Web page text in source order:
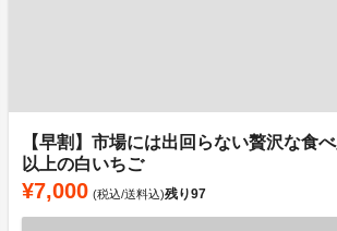
【早割】市場には出回らない贅沢な食
以上の白いちご
¥7,000 (税込/送料込)残り97